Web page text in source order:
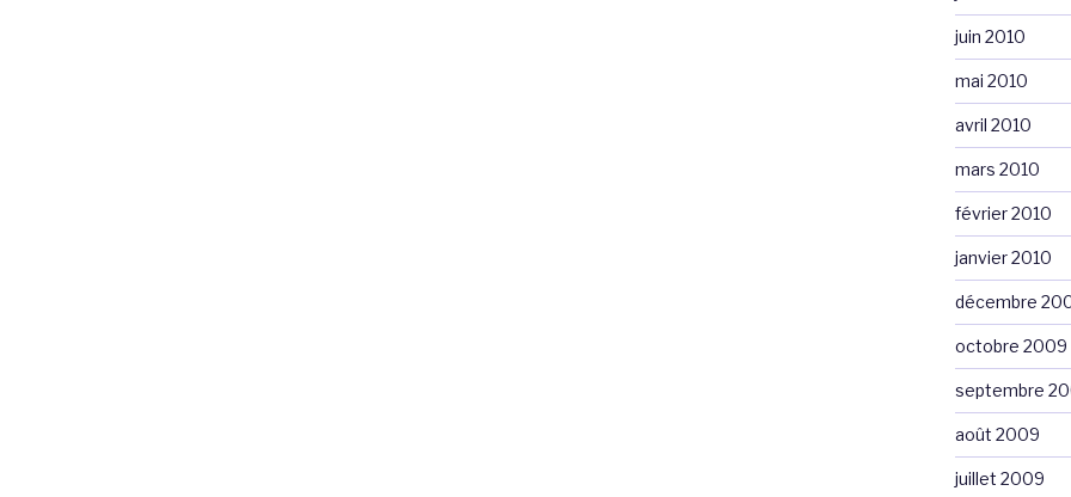
juin 2010
mai 2010
avril 2010
mars 2010
février 2010
janvier 2010
décembre
octobre 2009
septembre
août 2009
juillet 2009